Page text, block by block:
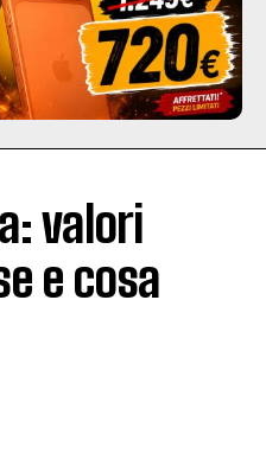
valori
e cosa